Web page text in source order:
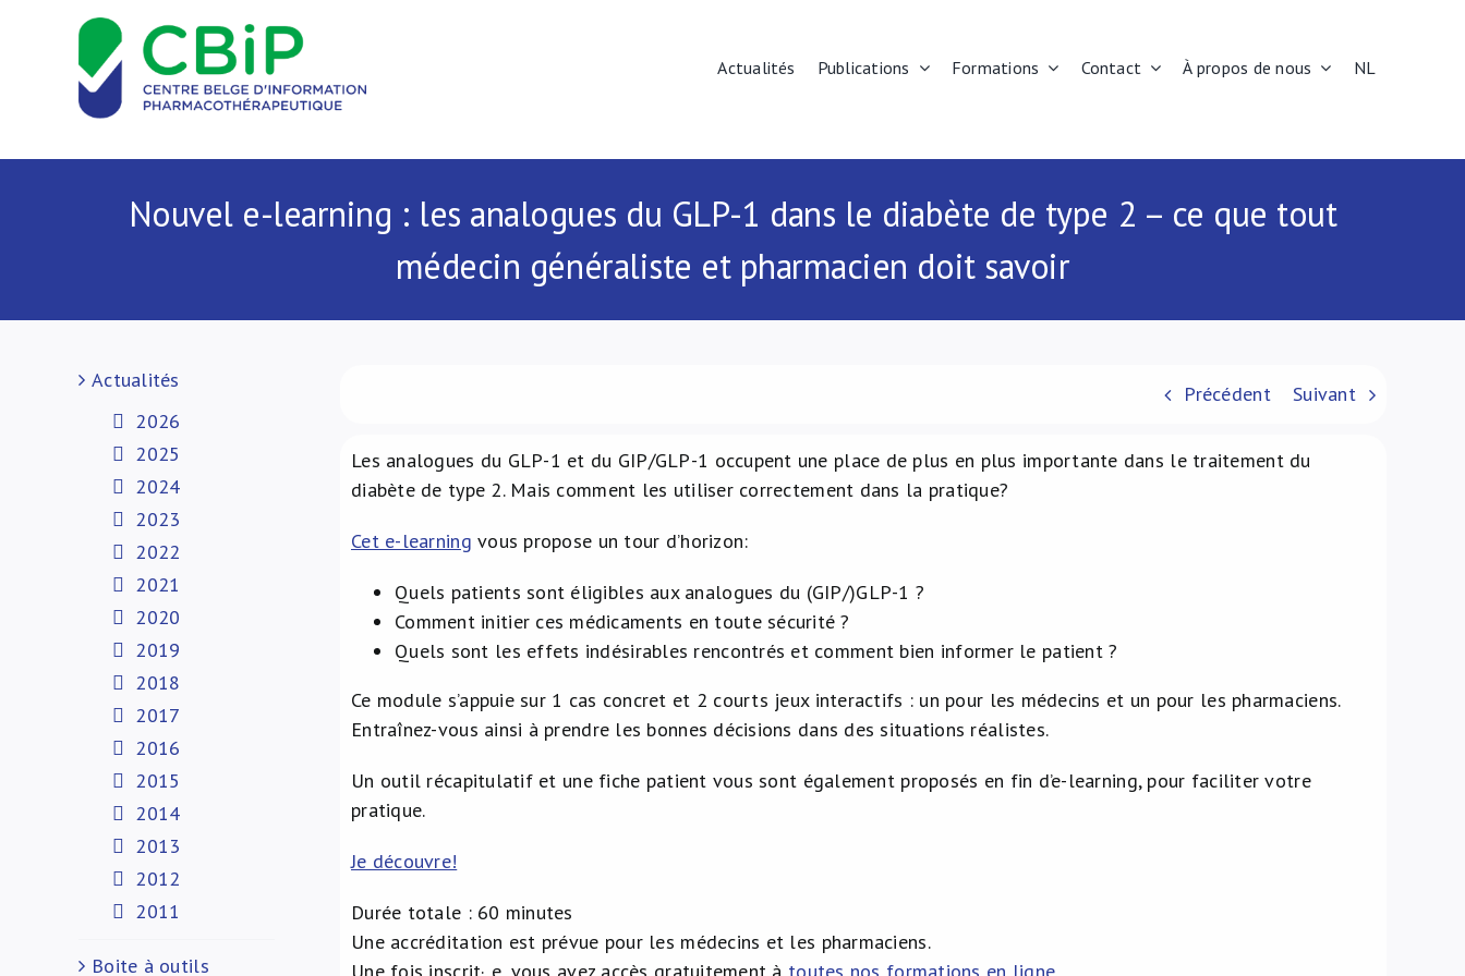
Actualités Publications Formations Contact À propos de nous NL
Nouvel e-learning : les analogues du GLP-1 dans le diabète de type 2 – ce que tout
médecin généraliste et pharmacien doit savoir
Précédent Suivant
Les analogues du GLP-1 et du GIP/GLP-1 occupent une place de plus en plus importante dans le traitement du
diabète de type 2. Mais comment les utiliser correctement dans la pratique?
Cet e-learning vous propose un tour d’horizon:
Quels patients sont éligibles aux analogues du (GIP/)GLP-1 ?
Comment initier ces médicaments en toute sécurité ?
Quels sont les effets indésirables rencontrés et comment bien informer le patient ?
Ce module s’appuie sur 1 cas concret et 2 courts jeux interactifs : un pour les médecins et un pour les pharmaciens.
Entraînez-vous ainsi à prendre les bonnes décisions dans des situations réalistes.
Un outil récapitulatif et une fiche patient vous sont également proposés en fin d’e-learning, pour faciliter votre
pratique.
Je découvre!
Durée totale : 60 minutes
Une accréditation est prévue pour les médecins et les pharmaciens.
Actualités
2026
2025
2024
2023
2022
2021
2020
2019
2018
2017
2016
2015
2014
2013
2012
2011
Boite à outils